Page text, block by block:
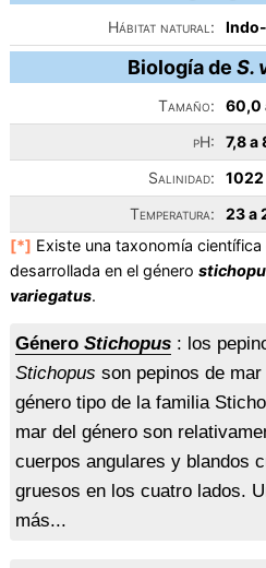
Hábitat natural:
Biología deS.
Tamaño:
60,0
pH:
7,8 a
Salinidad:
1022
Temperatura:
23 a
[*] Existe una taxonomía
desarrollada en el género
variegatus.
Género Stichopus: los
Stichopus son pepinos de
género tipo de la familia
mar del género son
cuerpos angulares y blandos
gruesos en los cuatro lados.
más...